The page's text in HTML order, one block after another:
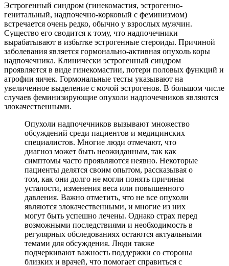
Эстрогенный синдром (гинекомастия, эстрогенно-
генитальный, надпочечно-корковый с феминизмом)
встречается очень редко, обычно у взрослых мужчин.
Существо его сводится к тому, что надпочечники
вырабатывают в избытке эстрогенные стероиды. Причиной
заболевания является гормонально-активная опухоль коры
надпочечника. Клинически эстрогенный синдром
проявляется в виде гинекомастии, потери половых функций и
атрофии яичек. Гормональные тесты указывают на
увеличенное выделение с мочой эстрогенов. В большом числе
случаев феминизирующие опухоли надпочечников являются
злокачественными.
Опухоли надпочечников вызывают множество
обсуждений среди пациентов и медицинских
специалистов. Многие люди отмечают, что
диагноз может быть неожиданным, так как
симптомы часто проявляются неявно. Некоторые
пациенты делятся своим опытом, рассказывая о
том, как они долго не могли понять причины
усталости, изменения веса или повышенного
давления. Важно отметить, что не все опухоли
являются злокачественными, и многие из них
могут быть успешно лечены. Однако страх перед
возможными последствиями и необходимость в
регулярных обследованиях остаются актуальными
темами для обсуждения. Люди также
подчеркивают важность поддержки со стороны
близких и врачей, что помогает справиться с